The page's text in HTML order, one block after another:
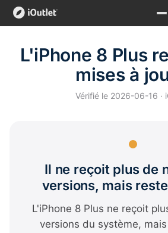
L'iPhone 8 Plus
mises à
Vérifié le 2026-06-16 ·
Il ne reçoit plus de
versions, mais
L'iPhone 8 Plus ne reçoit
versions du système,